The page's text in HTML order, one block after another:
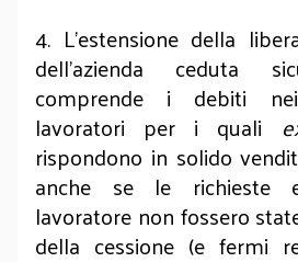
4. L’estensione della
dell’azienda ceduta
comprende i debiti
lavoratori per i quali
rispondono in solido
anche se le richieste
lavoratore non fossero
della cessione (e fermi